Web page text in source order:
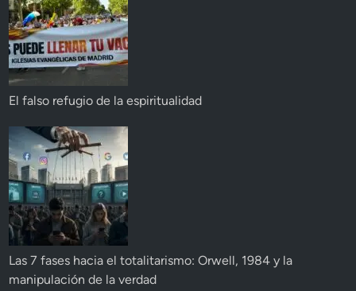
El falso refugio de la espiritualidad
Las 7 fases hacia el totalitarismo: Orwell, 1984 y la
manipulación de la verdad